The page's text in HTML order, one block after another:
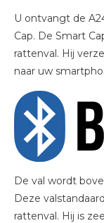
U ontvangt de
Cap. De Smart
rattenval. Hij
naar uw
De val wordt
Deze
rattenval. Hij is